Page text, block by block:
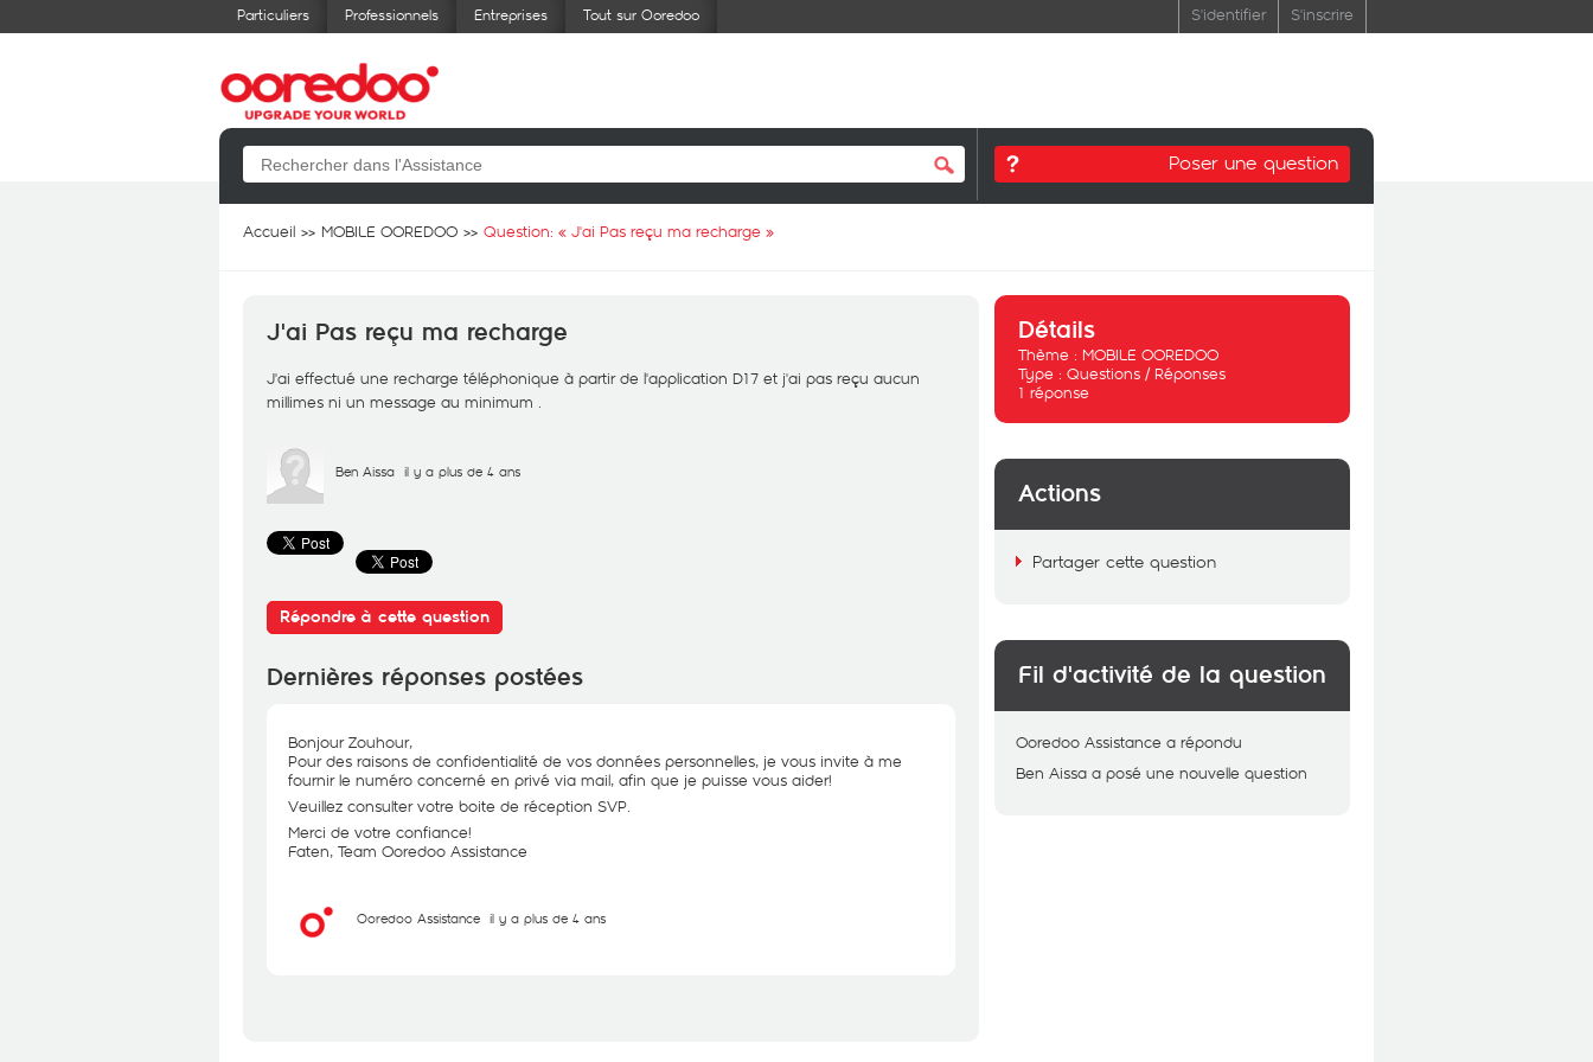
Particuliers Professionnels Entreprises Tout sur Ooredoo S'identifier S'inscrire
Poser une question
Accueil MOBILE OOREDOO Question: « J'ai Pas reçu ma recharge »
J'ai Pas reçu ma recharge
J'ai effectué une recharge téléphonique à partir de l'application D17 et j'ai pas reçu aucun
millimes ni un message au minimum .
Ben Aissa il y a plus de 4 ans
Répondre à cette question
Dernières réponses postées
Bonjour Zouhour,
Pour des raisons de confidentialité de vos données personnelles, je vous invite à me
fournir le numéro concerné en privé via mail, afin que je puisse vous aider!
Veuillez consulter votre boite de réception SVP.
Merci de votre confiance!
Faten, Team Ooredoo Assistance
Ooredoo Assistance il y a plus de 4 ans
Détails
Thème : MOBILE OOREDOO
Type : Questions / Réponses
1 réponse
Actions
Partager cette question
Fil d'activité de la question
Ooredoo Assistance a répondu
Ben Aissa a posé une nouvelle question